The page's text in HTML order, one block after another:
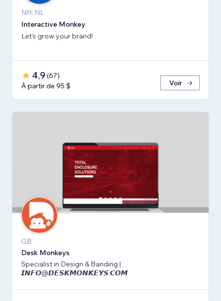
NH, NL
Interactive Monkey
Let’s grow your brand!
4,9 (67)
À partir de 95 $
Voir
GB
Desk Monkeys
Specialist in Design & Banding |
𝙄𝙉𝙁𝙊@𝘿𝙀𝙎𝙆𝙈𝙊𝙉𝙆𝙀𝙔𝙎.𝘾𝙊𝙈